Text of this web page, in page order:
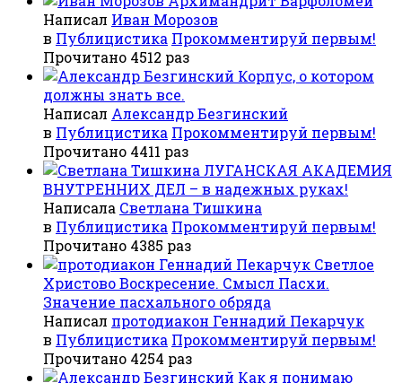
Написал Иван Морозов
в Публицистика Прокомментируй первым!
Прочитано 4512 раз
Корпус, о котором
должны знать все.
Написал Александр Безгинский
в Публицистика Прокомментируй первым!
Прочитано 4411 раз
ЛУГАНСКАЯ АКАДЕМИЯ
ВНУТРЕННИХ ДЕЛ – в надежных руках!
Написала Светлана Тишкина
в Публицистика Прокомментируй первым!
Прочитано 4385 раз
Светлое
Христово Воскресение. Смысл Пасхи.
Значение пасхального обряда
Написал протодиакон Геннадий Пекарчук
в Публицистика Прокомментируй первым!
Прочитано 4254 раз
Как я понимаю